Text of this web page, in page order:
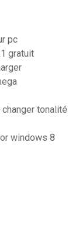
pc
gratuit
tonalité
windows 8